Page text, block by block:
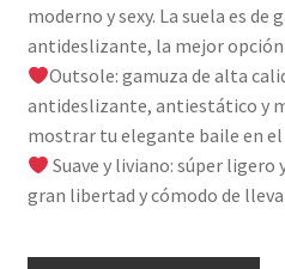
moderno y sexy. La suela es de
antideslizante, la mejor
Outsole: gamuza de alta
antideslizante, antiestático y
mostrar tu elegante baile en el
Suave y liviano: súper
gran libertad y cómodo de